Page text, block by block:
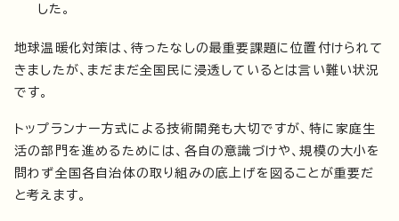
した。
地球温暖化対策は、待ったなしの最重要課題に位置付けられて
きましたが、まだまだ全国民に浸透しているとは言い難い状況
です。
トップランナー方式による技術開発も大切ですが、特に家庭生
活の部門を進めるためには、各自の意識づけや、規模の大小を
問わず全国各自治体の取り組みの底上げを図ることが重要だ
と考えます。